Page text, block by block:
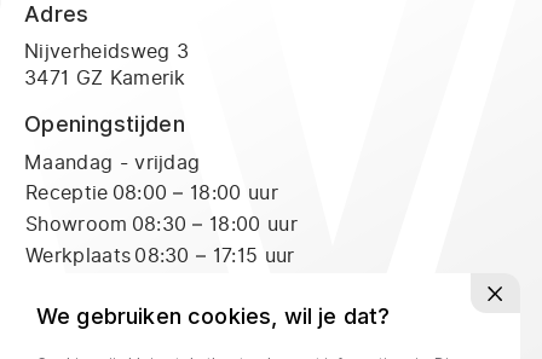
Adres
Nijverheidsweg 3
3471 GZ Kamerik
Openingstijden
Maandag - vrijdag
Receptie 08:00 – 18:00 uur
Showroom 08:30 – 18:00 uur
Werkplaats08:30 – 17:15 uur
Receptie09:00 – 16:00 uur
We gebruiken cookies, wil je dat?